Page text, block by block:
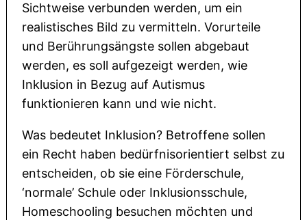
Sichtweise verbunden werden, um ein
realistisches Bild zu vermitteln. Vorurteile
und Berührungsängste sollen abgebaut
werden, es soll aufgezeigt werden, wie
Inklusion in Bezug auf Autismus
funktionieren kann und wie nicht.
Was bedeutet Inklusion? Betroffene sollen
ein Recht haben bedürfnisorientiert selbst zu
entscheiden, ob sie eine Förderschule,
‘normale’ Schule oder Inklusionsschule,
Homeschooling besuchen möchten und